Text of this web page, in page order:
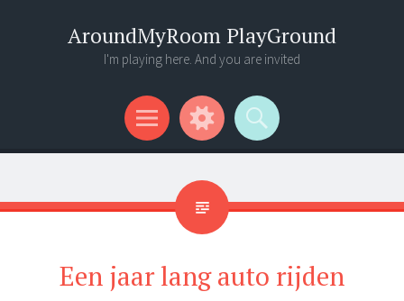
AroundMyRoom PlayGround
I'm playing here. And you are invited
Menu
Widgets
Search
Een jaar lang auto rijden